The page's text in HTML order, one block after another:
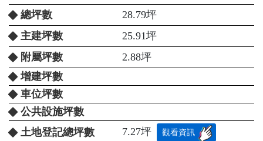
總坪數
28.79坪
主建坪數
25.91坪
附屬坪數
2.88坪
增建坪數
車位坪數
公共設施坪數
土地登記總坪數
7.27坪 觀看資訊